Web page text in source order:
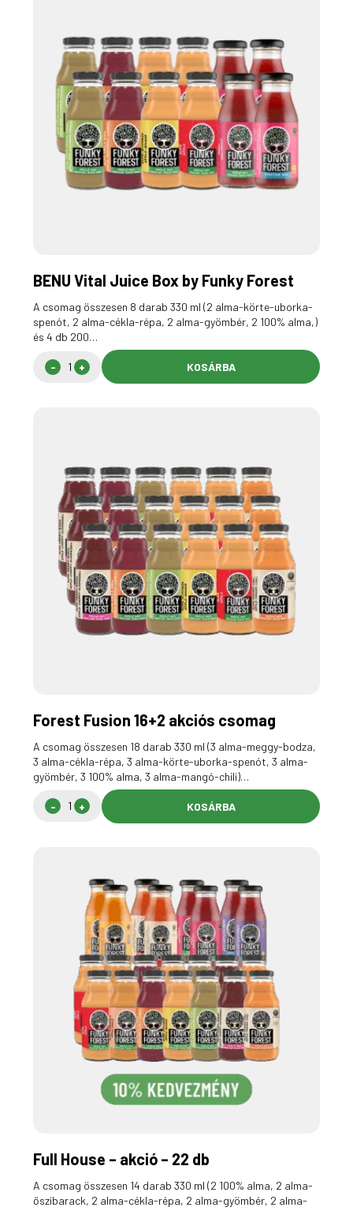
BENU Vital Juice Box by Funky Forest
A csomag összesen 8 darab 330 ml (2 alma-körte-uborka-
spenót, 2 alma-cékla-répa, 2 alma-gyömbér, 2 100% alma,)
és 4 db 200…
KOSÁRBA
Forest Fusion 16+2 akciós csomag
A csomag összesen 18 darab 330 ml (3 alma-meggy-bodza,
3 alma-cékla-répa, 3 alma-körte-uborka-spenót, 3 alma-
gyömbér, 3 100% alma, 3 alma-mangó-chili)…
KOSÁRBA
Full House – akció – 22 db
A csomag összesen 14 darab 330 ml (2 100% alma, 2 alma-
őszibarack, 2 alma-cékla-répa, 2 alma-gyömbér, 2 alma-